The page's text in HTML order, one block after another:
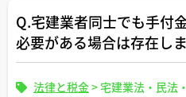
Q.宅建業者同士でも手付
必要がある場合は存在し
法律と税金>宅建業法・民法